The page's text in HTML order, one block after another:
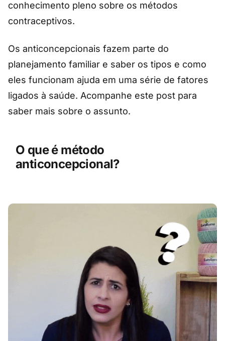
conhecimento pleno sobre os métodos
contraceptivos.
Os anticoncepcionais fazem parte do
planejamento familiar e saber os tipos e como
eles funcionam ajuda em uma série de fatores
ligados à saúde. Acompanhe este post para
saber mais sobre o assunto.
O que é método
anticoncepcional?